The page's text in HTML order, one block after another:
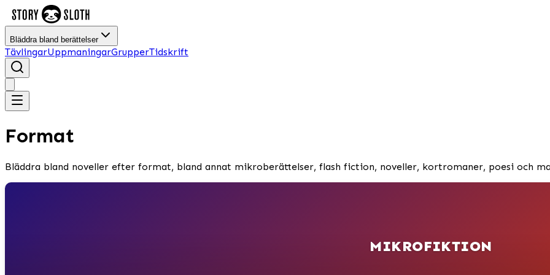
Bläddra bland berättelser
TävlingarUppmaningarGrupperTidskrift
Format
Bläddra bland noveller efter format, bland annat mikroberättelser, flash fiction, noveller, kortromaner, poesi och
MIKROFIKTION